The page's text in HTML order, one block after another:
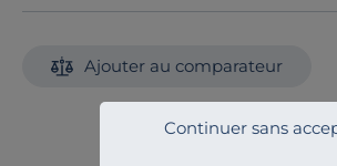
Continuer sans
Ajouter au comparateur